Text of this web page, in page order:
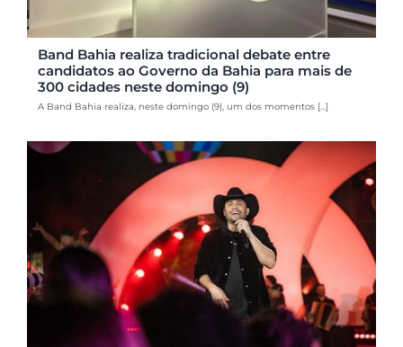
Band Bahia realiza tradicional debate entre
candidatos ao Governo da Bahia para mais de
300 cidades neste domingo (9)
A Band Bahia realiza, neste domingo (9), um dos momentos [...]